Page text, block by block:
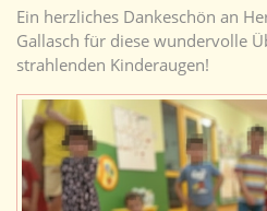
Ein herzliches Dankeschön an
Gallasch für diese wundervolle
strahlenden Kinderaugen!